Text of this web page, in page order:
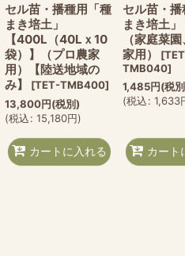
セル苗・播種用「種
まき培土」
【400L（40Lｘ10
袋）】（プロ農家
用）【陸送地域の
み】
[TET-TMB400]
13,800円(税別)
(税込: 15,180円)
カートに入れる
セル苗・
まき培土」
（家庭菜
家用）
[
TMB040]
1,485円(税
(税込: 1,633
カート